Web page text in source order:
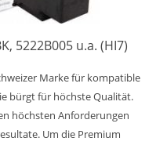
5222B005 u.a. (HI7)
Marke für kompatible
bürgt für höchste Qualität.
höchsten Anforderungen
Um die Premium